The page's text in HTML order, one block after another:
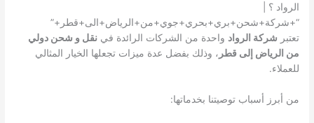
الرواد ؟ |
“+شركة+شحن+بري+بحري+جوي+من+الرياض+الى+قطر+”
تعتبر شركة الرواد واحدة من الشركات الرائدة فينقل و شحن دولي
من الرياض إلى قطر ، وذلك بفضل عدة ميزات تجعلها الخيار المثالي
للعملاء.
من أبرز أسباب توصيتنا بخدماتها: